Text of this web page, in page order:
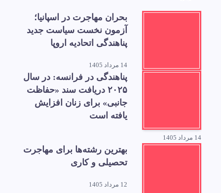
بحران مهاجرت در اسپانیا؛
آزمون نخست سیاست جدید
پناهندگی اتحادیه اروپا
14 مرداد 1405
پناهندگی در فرانسه: در سال
۲۰۲۵ دریافت سند «حفاظت
جانبی» برای زنان افزایش
یافته است
14 مرداد 1405
بهترین رشته‌ها برای مهاجرت
تحصیلی و کاری
12 مرداد 1405